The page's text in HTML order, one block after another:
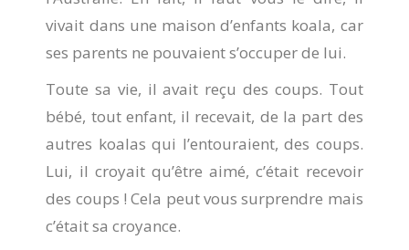
vivait dans une maison d’enfants koala, car
ses parents ne pouvaient s’occuper de lui.
Toute sa vie, il avait reçu des coups. Tout
bébé, tout enfant, il recevait, de la part des
autres koalas qui l’entouraient, des coups.
Lui, il croyait qu’être aimé, c’était recevoir
des coups ! Cela peut vous surprendre mais
c’était sa croyance.